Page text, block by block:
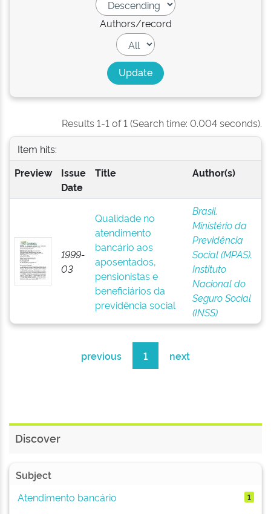
Authors/record
Results 1-1 of 1 (Search time: 0.004 seconds).
Item hits:
Preview
Issue
Date
Title Author(s)
1999-
03
Qualidade no
atendimento
bancário aos
aposentados,
pensionistas e
beneficiários da
previdência social
Brasil.
Ministério da
Previdência
Social (MPAS).
Instituto
Nacional do
Seguro Social
(INSS)
previous 1 next
Discover
Subject
Atendimento bancário
1